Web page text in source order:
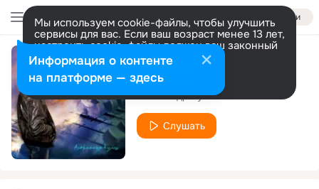
Войти
Мы используем cookie-файлы, чтобы улучшить
сервисы для вас. Если ваш возраст менее 13 лет,
настроить cookie-файлы должен ваш законный
представитель. Больше информации
Разрешить все Настроить
Путники в ночи
Александр Кулиш
Слушать
Информация о контенте
на платформе — здесь